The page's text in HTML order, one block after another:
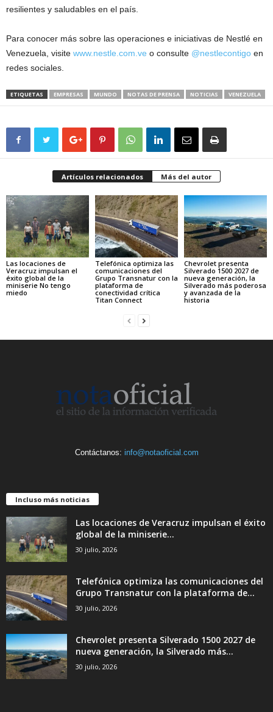
resilientes y saludables en el país.
Para conocer más sobre las operaciones e iniciativas de Nestlé en
Venezuela, visite www.nestle.com.ve o consulte @nestlecontigo en
redes sociales.
ETIQUETAS EMPRESAS MUNDO NOTAS DE PRENSA NOTICIAS VENEZUELA
Artículos relacionados Más del autor
Las locaciones de
Veracruz impulsan el
éxito global de la
miniserie No tengo
miedo
Telefónica optimiza las
comunicaciones del
Grupo Transnatur con la
plataforma de
conectividad crítica
Titan Connect
Chevrolet presenta
Silverado 1500 2027 de
nueva generación, la
Silverado más poderosa
y avanzada de la
historia
Contáctanos: info@notaoficial.com
Incluso más noticias
Las locaciones de Veracruz impulsan el éxito
global de la miniserie...
30 julio, 2026
Telefónica optimiza las comunicaciones del
Grupo Transnatur con la plataforma de...
30 julio, 2026
Chevrolet presenta Silverado 1500 2027 de
nueva generación, la Silverado más...
30 julio, 2026